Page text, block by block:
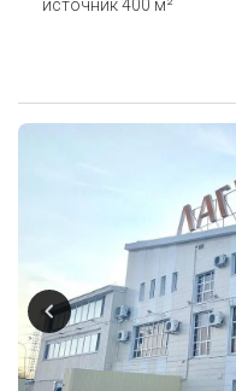
источник 400 м²